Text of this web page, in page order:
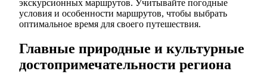
экскурсионных маршрутов. Учитывайте погодные
условия и особенности маршрутов, чтобы выбрать
оптимальное время для своего путешествия.
Главные природные и культурные
достопримечательности региона